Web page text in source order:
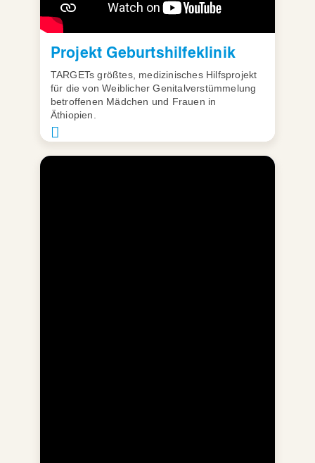
Projekt Geburtshilfeklinik
TARGETs größtes, medizinisches Hilfsprojekt
für die von Weiblicher Genitalverstümmelung
betroffenen Mädchen und Frauen in
Äthiopien.